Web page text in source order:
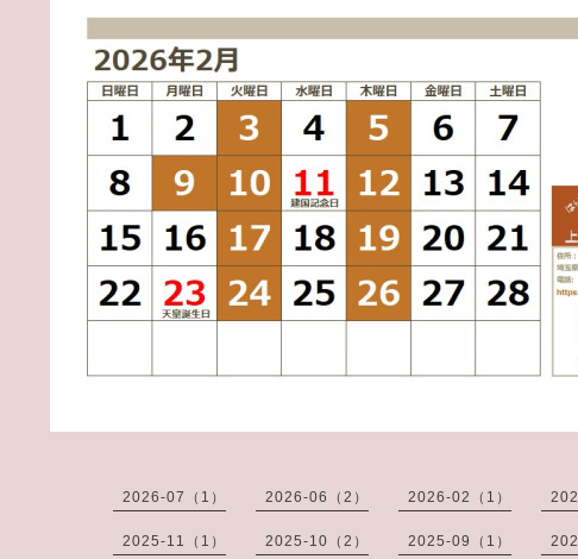
2026-07（1） 2026-06（2） 2026-02（1）
2025-11（1） 2025-10（2） 2025-09（1）